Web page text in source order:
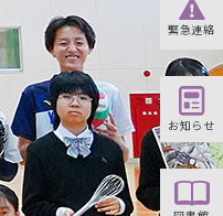
緊急連絡
お知らせ